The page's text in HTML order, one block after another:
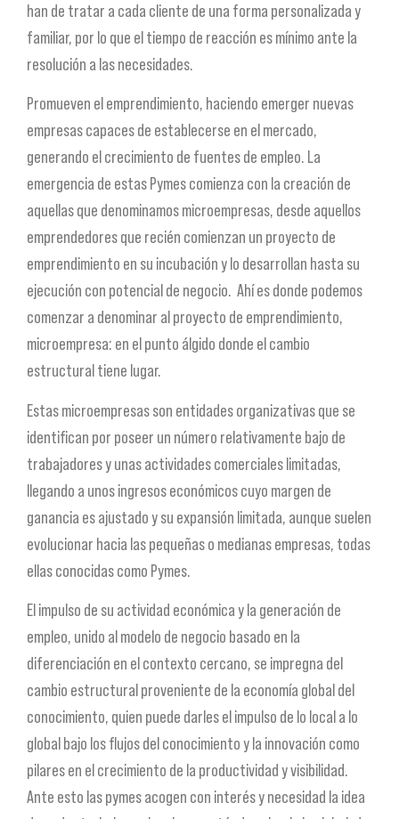
han de tratar a cada cliente de una forma personalizada y
familiar, por lo que el tiempo de reacción es mínimo ante la
resolución a las necesidades.
Promueven el emprendimiento, haciendo emerger nuevas
empresas capaces de establecerse en el mercado,
generando el crecimiento de fuentes de empleo. La
emergencia de estas Pymes comienza con la creación de
aquellas que denominamos microempresas, desde aquellos
emprendedores que recién comienzan un proyecto de
emprendimiento en su incubación y lo desarrollan hasta su
ejecución con potencial de negocio. Ahí es donde podemos
comenzar a denominar al proyecto de emprendimiento,
microempresa: en el punto álgido donde el cambio
estructural tiene lugar.
Estas microempresas son entidades organizativas que se
identifican por poseer un número relativamente bajo de
trabajadores y unas actividades comerciales limitadas,
llegando a unos ingresos económicos cuyo margen de
ganancia es ajustado y su expansión limitada, aunque suelen
evolucionar hacia las pequeñas o medianas empresas, todas
ellas conocidas como Pymes.
El impulso de su actividad económica y la generación de
empleo, unido al modelo de negocio basado en la
diferenciación en el contexto cercano, se impregna del
cambio estructural proveniente de la economía global del
conocimiento, quien puede darles el impulso de lo local a lo
global bajo los flujos del conocimiento y la innovación como
pilares en el crecimiento de la productividad y visibilidad.
Ante esto las pymes acogen con interés y necesidad la idea